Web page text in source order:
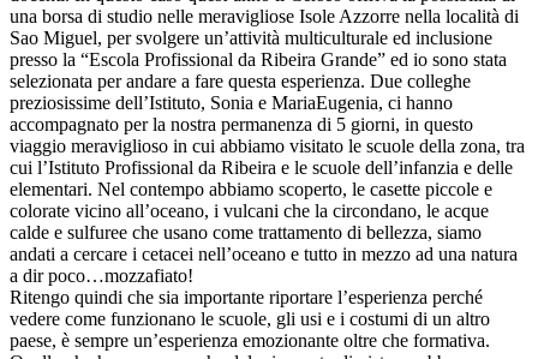
una borsa di studio nelle meravigliose Isole Azzorre nella località di
Sao Miguel, per svolgere un’attività multiculturale ed inclusione
presso la “Escola Profissional da Ribeira Grande” ed io sono stata
selezionata per andare a fare questa esperienza. Due colleghe
preziosissime dell’Istituto, Sonia e MariaEugenia, ci hanno
accompagnato per la nostra permanenza di 5 giorni, in questo
viaggio meraviglioso in cui abbiamo visitato le scuole della zona, tra
cui l’Istituto Profissional da Ribeira e le scuole dell’infanzia e delle
elementari. Nel contempo abbiamo scoperto, le casette piccole e
colorate vicino all’oceano, i vulcani che la circondano, le acque
calde e sulfuree che usano come trattamento di bellezza, siamo
andati a cercare i cetacei nell’oceano e tutto in mezzo ad una natura
a dir poco…mozzafiato!
Ritengo quindi che sia importante riportare l’esperienza perché
vedere come funzionano le scuole, gli usi e i costumi di un altro
paese, è sempre un’esperienza emozionante oltre che formativa.